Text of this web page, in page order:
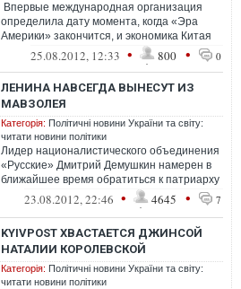
Впервые международная организация
определила дату момента, когда «Эра
Америки» закончится, и экономика Китая
обгонит американскую экономику.&nbs...
25.08.2012, 12:33 • 800 • 0
ЛЕНИНА НАВСЕГДА ВЫНЕСУТ ИЗ
МАВЗОЛЕЯ
Категорія: Політичні новини України та світу:
читати новини політики
Лидер националистического объединения
«Русские» Дмитрий Демушкин намерен в
ближайшее время обратиться к патриарху
Московскому и всея Руси Кириллу с пр...
23.08.2012, 22:46 • 4645 • 7
KYIVPOST ХВАСТАЕТСЯ ДЖИНСОЙ
НАТАЛИИ КОРОЛЕВСКОЙ
Категорія: Політичні новини України та світу:
читати новини політики